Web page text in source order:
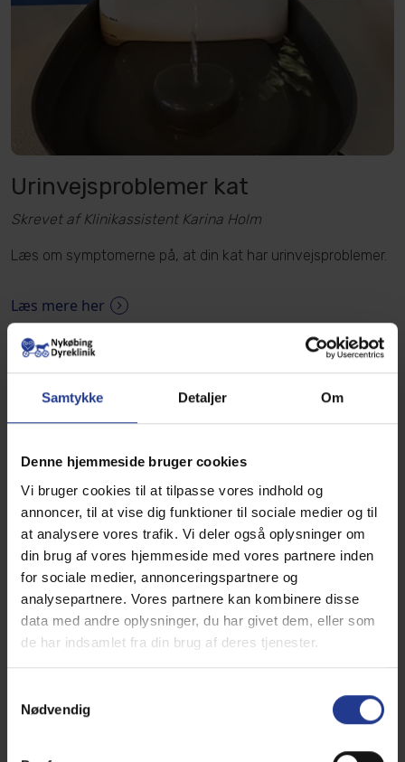
Samtykke Detaljer Om
Denne hjemmeside bruger cookies
Vi bruger cookies til at tilpasse vores indhold og
annoncer, til at vise dig funktioner til sociale medier og til
at analysere vores trafik. Vi deler også oplysninger om
din brug af vores hjemmeside med vores partnere inden
for sociale medier, annonceringspartnere og
analysepartnere. Vores partnere kan kombinere disse
data med andre oplysninger, du har givet dem, eller som
de har indsamlet fra din brug af deres tjenester.
Nødvendig
Urinvejsproblemer kat
Skrevet af Klinikassistent Karina Holm
Læs om symptomerne på, at din kat har urinvejsproblemer.
Læs mere her
Er din kat ID-mærket?
Skrevet af Dyrlæge Vibeke Lassen
Vi anbefaler, at man får sin kat ID-mærket og registreret, så